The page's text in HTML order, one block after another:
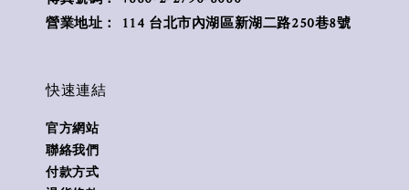
營業地址： 114 台北市內湖區新湖二路250巷8號
快速連結
官方網站
聯絡我們
付款方式